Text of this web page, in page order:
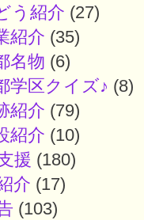
う紹介 (27)
紹介 (35)
名物 (6)
学区クイズ♪ (8)
紹介 (79)
紹介 (10)
援 (180)
介 (17)
(103)